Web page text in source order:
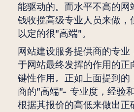
能驱动的。而水平不高的网
钱收揽高级专业人员来做，
以定的很"高端"。
网站建设服务提供商的专业
于网站最终发挥的作用的正
键性作用。正如上面提到的
商的"高端"- 专业度，经验
根据其报价的高低来做出正